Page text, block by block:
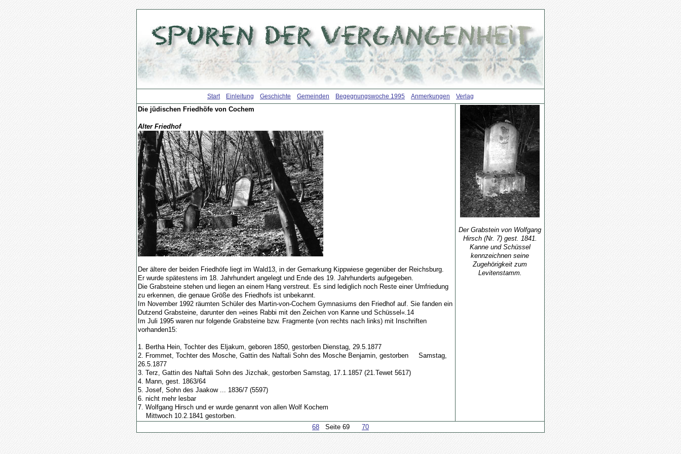
Start Einleitung Geschichte Gemeinden Begegnungswoche 1995 Anmerkungen Verlag
Die jüdischen Friedhöfe von Cochem
Alter Friedhof
Der ältere der beiden Friedhöfe liegt im Wald13, in der Gemarkung Kippwiese gegenüber der Reichsburg.
Er wurde spätestens im 18. Jahrhundert angelegt und Ende des 19. Jahrhunderts aufgegeben.
Die Grabsteine stehen und liegen an einem Hang verstreut. Es sind lediglich noch Reste einer Umfriedung
zu erkennen, die genaue Größe des Friedhofs ist unbekannt.
Im November 1992 räumten Schüler des Martin-von-Cochem Gymnasiums den Friedhof auf. Sie fanden ein
Dutzend Grabsteine, darunter den »eines Rabbi mit den Zeichen von Kanne und Schüssel«.14
Im Juli 1995 waren nur folgende Grabsteine bzw. Fragmente (von rechts nach links) mit Inschriften
vorhanden15:
1. Bertha Hein, Tochter des Eljakum, geboren 1850, gestorben Dienstag, 29.5.1877
2. Frommet, Tochter des Mosche, Gattin des Naftali Sohn des Mosche Benjamin, gestorben Samstag,
26.5.1877
3. Terz, Gattin des Naftali Sohn des Jizchak, gestorben Samstag, 17.1.1857 (21.Tewet 5617)
4. Mann, gest. 1863/64
5. Josef, Sohn des Jaakow ... 1836/7 (5597)
6. nicht mehr lesbar
7. Wolfgang Hirsch und er wurde genannt von allen Wolf Kochem
Mittwoch 10.2.1841 gestorben.
Der Grabstein von Wolfgang
Hirsch (Nr. 7) gest. 1841.
Kanne und Schüssel
kennzeichnen seine
Zugehörigkeit zum
Levitenstamm.
68 Seite 69 70